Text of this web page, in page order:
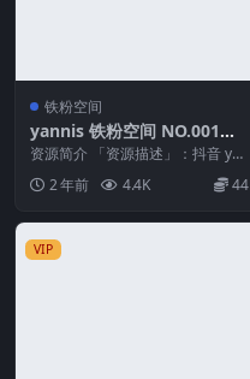
铁粉空间
yannis 铁粉空间 NO.001期
最新至：2024.12.23
资源简介 「资源描述」：抖音 yan
nis 铁粉空间 NO.001期 【13P1...
2 年前 4.4K 44
VIP